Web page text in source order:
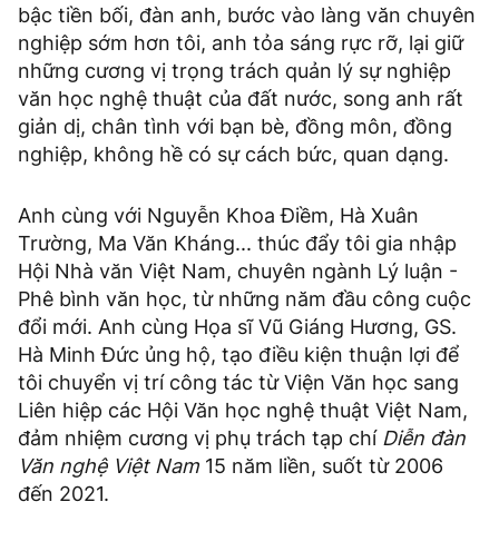
bậc tiền bối, đàn anh, bước vào làng văn chuyên
nghiệp sớm hơn tôi, anh tỏa sáng rực rỡ, lại giữ
những cương vị trọng trách quản lý sự nghiệp
văn học nghệ thuật của đất nước, song anh rất
giản dị, chân tình với bạn bè, đồng môn, đồng
nghiệp, không hề có sự cách bức, quan dạng.
Anh cùng với Nguyễn Khoa Điềm, Hà Xuân
Trường, Ma Văn Kháng... thúc đẩy tôi gia nhập
Hội Nhà văn Việt Nam, chuyên ngành Lý luận -
Phê bình văn học, từ những năm đầu công cuộc
đổi mới. Anh cùng Họa sĩ Vũ Giáng Hương, GS.
Hà Minh Đức ủng hộ, tạo điều kiện thuận lợi để
tôi chuyển vị trí công tác từ Viện Văn học sang
Liên hiệp các Hội Văn học nghệ thuật Việt Nam,
đảm nhiệm cương vị phụ trách tạp chí Diễn đàn
Văn nghệ Việt Nam 15 năm liền, suốt từ 2006
đến 2021.